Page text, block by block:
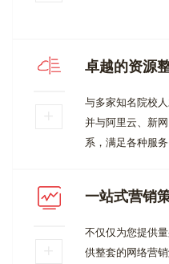
卓越的资源
与多家知名院校
并与阿里云、新
系，满足各种服务
一站式营销
不仅仅为您提供
供整套的网络营